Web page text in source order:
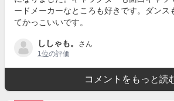
ードメーカーなところも好きです。ダンス
てかっこいいです。
ししゃも。
さん
1位の評価
コメントをもっと読